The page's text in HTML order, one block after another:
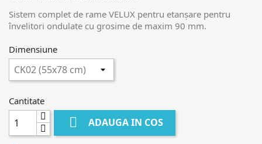
Sistem complet de rame VELUX pentru etanșare pentru
învelitori ondulate cu grosime de maxim 90 mm.
Dimensiune
Cantitate
 ADAUGA IN COS